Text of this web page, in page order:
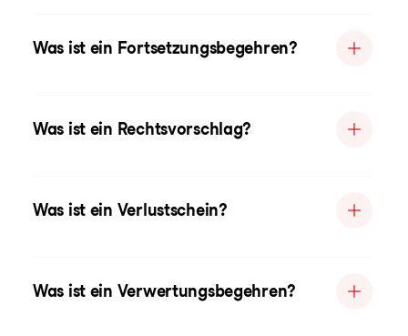
Was ist ein Fortsetzungsbegehren?
Was ist ein Rechtsvorschlag?
Was ist ein Verlustschein?
Was ist ein Verwertungsbegehren?